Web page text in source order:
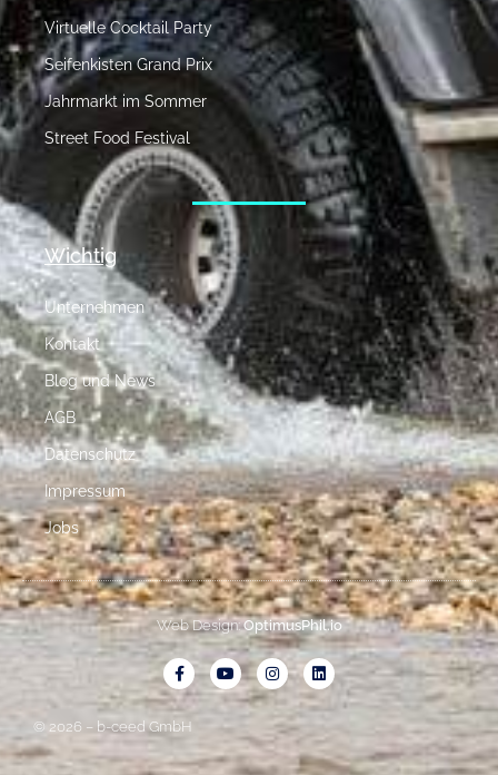
Virtuelle Cocktail Party
Seifenkisten Grand Prix
Jahrmarkt im Sommer
Street Food Festival
Wichtig
Unternehmen
Kontakt
Blog und News
AGB
Datenschutz
Impressum
Jobs
© 2026 – b-ceed GmbH
Web Design:OptimusPhil.io